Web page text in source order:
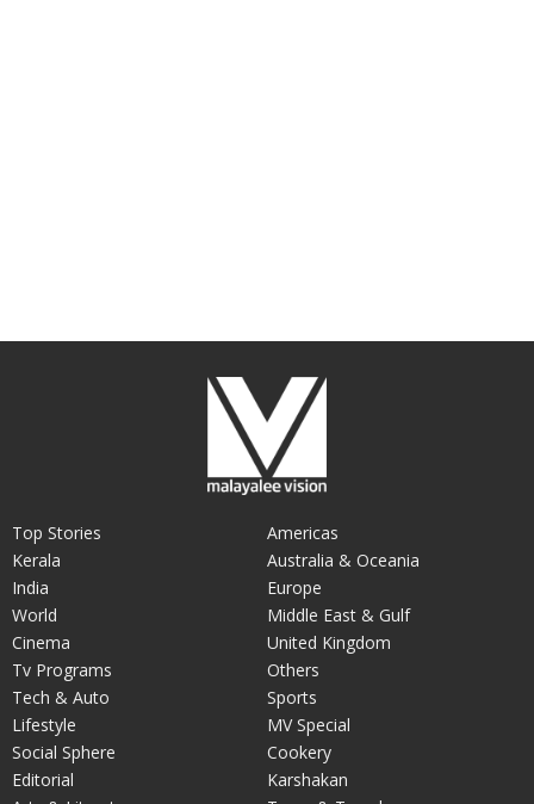
Top Stories
Kerala
India
World
Cinema
Tv Programs
Tech & Auto
Americas
Australia & Oceania
Europe
Middle East & Gulf
United Kingdom
Others
Sports
Lifestyle
Social Sphere
Editorial
MV Special
Cookery
Karshakan